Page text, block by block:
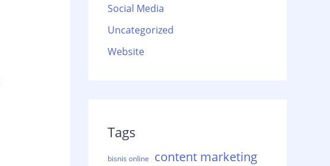
Social Media
Uncategorized
Website
Tags
bisnis online content marketing